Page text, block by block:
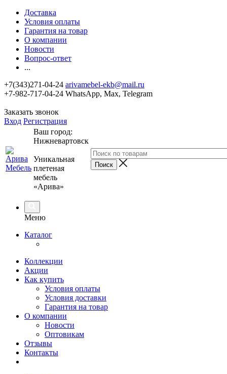
Доставка
Условия оплаты
Гарантия на товар
О компании
Новости
Вопрос-ответ
...
+7(343)271-04-24 arivamebel-ekb@mail.ru
+7-982-717-04-24 WhatsApp, Max, Telegram
Заказать звонок
Вход Регистрация
Ваш город:
Нижневартовск
Уникальная
плетеная
мебель
«Арива»
Меню
Каталог
Коллекции
Акции
Как купить
Условия оплаты
Условия доставки
Гарантия на товар
О компании
Новости
Оптовикам
Отзывы
Контакты